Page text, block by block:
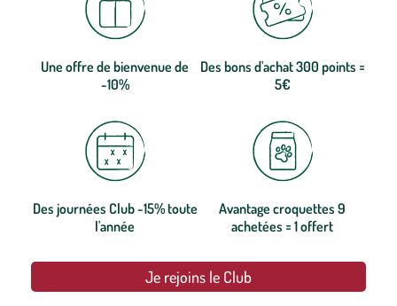
Une offre de bienvenue de
-10%
Des bons d'achat 300 points =
5€
Des journées Club -15% toute
l'année
Avantage croquettes 9
achetées = 1 offert
Je rejoins le Club